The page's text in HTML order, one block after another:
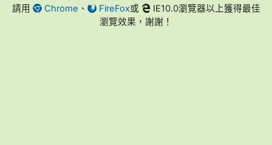
請用 Chrome 、 FireFox或
IE10.0瀏覽器以上獲得最佳
瀏覽效果，謝謝！